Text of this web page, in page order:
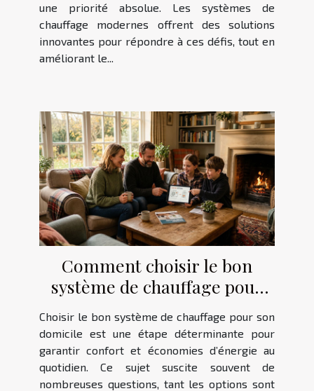
une priorité absolue. Les systèmes de
chauffage modernes offrent des solutions
innovantes pour répondre à ces défis, tout en
améliorant le...
Comment choisir le bon
système de chauffage pour
votre domicile ?
Choisir le bon système de chauffage pour son
domicile est une étape déterminante pour
garantir confort et économies d’énergie au
quotidien. Ce sujet suscite souvent de
nombreuses questions, tant les options sont